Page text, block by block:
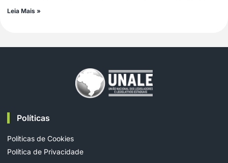
Leia Mais »
Políticas
Políticas de Cookies
Política de Privacidade